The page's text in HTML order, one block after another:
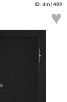
ID: dm1489
♥